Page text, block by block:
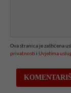
Ova stranica je zaštićena
privatnosti i Uvjetima